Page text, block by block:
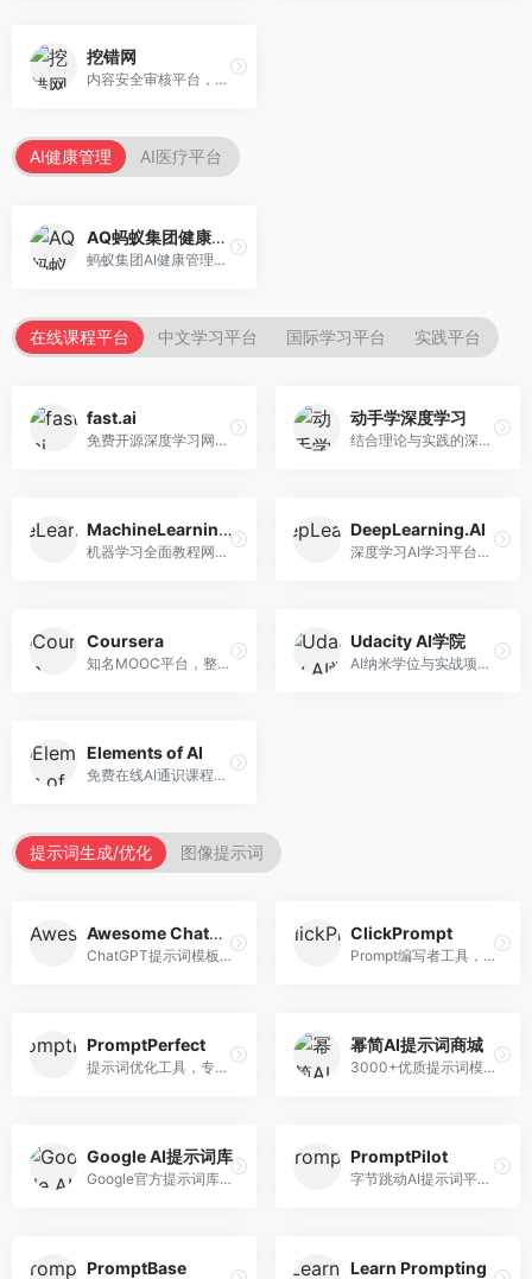
挖错网
内容安全审核平台，专注于违规内容检测。面向企业和平台，提供内容审核、敏感词检测、风险预警等服务，安全审核专业。
AI健康管理 AI医疗平台
AQ蚂蚁集团健康管家
蚂蚁集团AI健康管理服务，专注于个人健康监测。面向个人用户，提供健康评估、慢病管理、健康建议等服务，健康管理便捷。
在线课程平台 中文学习平台 国际学习平台 实践平台
fast.ai
免费开源深度学习网站，专注于实用AI教学。面向开发者，提供免费深度学习课程、实战项目、代码库等资源，学习门槛低。
动手学深度学习
结合理论与实践的深度学习教材，专注于代码驱动学习。面向学生和开发者，提供深度学习理论、代码实现、练习题等资源，学习体验好。
MachineLearningMastery
机器学习全面教程网站，专注于实用技能教学。面向开发者，提供机器学习算法、Python实现、项目实战等教程，实用性强。
DeepLearning.AI
深度学习AI学习平台，由吴恩达创立。面向AI学习者，提供深度学习专项课程、AI新闻、技术社区等资源，课程质量权威。
Coursera
知名MOOC平台，整合全球顶尖大学课程资源。面向学习者，提供AI、机器学习、深度学习等课程，证书认可度高，课程质量专业。
Udacity AI学院
AI纳米学位与实战项目平台，专注于职业导向学习。面向AI从业者，提供机器学习、深度学习、计算机视觉等纳米学位，项目实战性强。
Elements of AI
免费在线AI通识课程，专注于AI基础知识普及。面向普通大众，提供AI概念、原理、应用等入门知识，语言通俗易懂。
提示词生成/优化 图像提示词
Awesome ChatGPT Prompts
ChatGPT提示词模板库，专注于实用提示词收集。面向ChatGPT用户，提供提示词模板、使用场景、效果展示等资源，模板实用性强。
ClickPrompt
Prompt编写者工具，专注于提示词创作辅助。面向提示词创作者，提供提示词编辑、测试、分享等服务，创作工具完善。
PromptPerfect
提示词优化工具，专注于提示词质量提升。面向AI用户，提供提示词优化、效果测试、版本对比等服务，提示词优化专业。
幂简AI提示词商城
3000+优质提示词模板平台，专注于中文提示词。面向中文AI用户，提供提示词模板、分类检索、一键使用等服务，中文提示词丰富。
Google AI提示词库
Google官方提示词库，专注于Gemini模型优化。面向开发者，提供官方提示词指南、最佳实践、示例代码等资源，权威性强。
PromptPilot
字节跳动AI提示词平台，专注于提示词优化与管理。面向AI用户，提供提示词优化、效果测试、团队协作等服务，企业级功能完善。
PromptBase Learn Prompting